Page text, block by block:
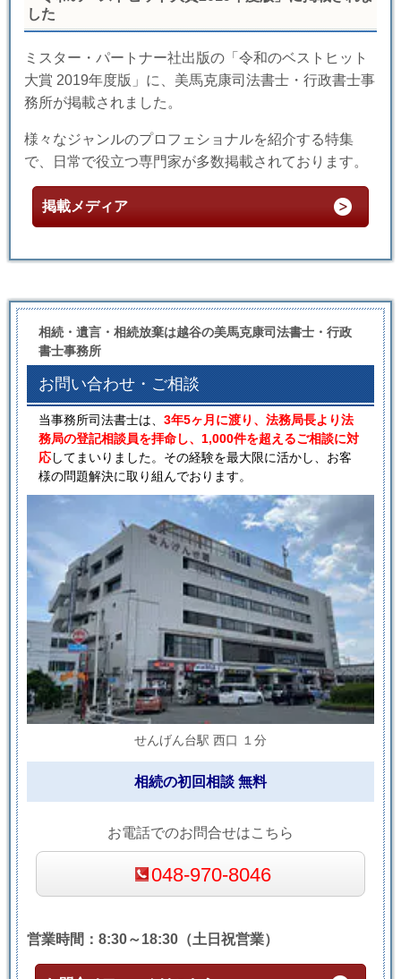
した
ミスター・パートナー社出版の「令和のベストヒット
大賞 2019年度版」に、美馬克康司法書士・行政書士事
務所が掲載されました。
様々なジャンルのプロフェショナルを紹介する特集
で、日常で役立つ専門家が多数掲載されております。
掲載メディア
相続・遺言・相続放棄は越谷の美馬克康司法書士・行政
書士事務所
お問い合わせ・ご相談
当事務所司法書士は、 3年5ヶ月に渡り、法務局長より法
務局の登記相談員を拝命し、1,000件を超えるご相談に対
応してまいりました。その経験を最大限に活かし、お客
様の問題解決に取り組んでおります。
せんげん台駅 西口 １分
相続の初回相談 無料
お電話でのお問合せはこちら
048-970-8046
営業時間：8:30～18:30（土日祝営業）